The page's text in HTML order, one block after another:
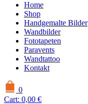
Home
Shop
Handgemalte Bilder
Wandbilder
Fototapeten
Paravents
Wandtattoo
Kontakt
0
Cart: 0,00 €